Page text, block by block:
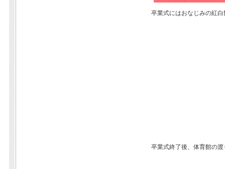
卒業式にはおなじみの紅
卒業式終了後、体育館の